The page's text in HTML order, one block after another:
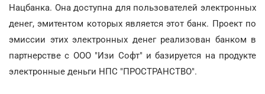
Нацбанка. Она доступна для пользователей электронных
денег, эмитентом которых является этот банк. Проект по
эмиссии этих электронных денег реализован банком в
партнерстве с ООО "Изи Софт" и базируется на продукте
электронные деньги НПС "ПРОСТРАНСТВО".